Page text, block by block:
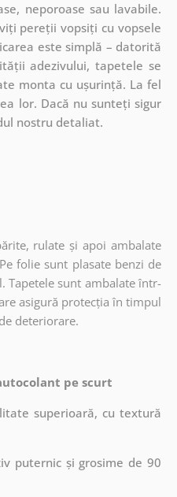
neporoase sau lavabile.
pereții vopsiți cu vopsele
este simplă – datorită
adezivului, tapetele se
monta cu ușurință. La fel
lor. Dacă nu sunteți sigur
nostru detaliat.
rulate și apoi ambalate
folie sunt plasate benzi de
Tapetele sunt ambalate într-
asigură protecția în timpul
deteriorare.
pe scurt
superioară, cu textură
puternic și grosime de 90